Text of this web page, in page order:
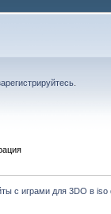
.
с играми для 3DO в